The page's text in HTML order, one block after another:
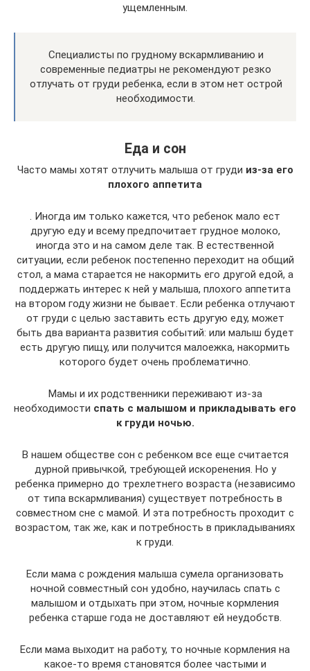
ущемленным.
Специалисты по грудному вскармливанию и
современные педиатры не рекомендуют резко
отлучать от груди ребенка, если в этом нет острой
необходимости.
Еда и сон
Часто мамы хотят отлучить малыша от груди из-за его
плохого аппетита
. Иногда им только кажется, что ребенок мало ест
другую еду и всему предпочитает грудное молоко,
иногда это и на самом деле так. В естественной
ситуации, если ребенок постепенно переходит на общий
стол, а мама старается не накормить его другой едой, а
поддержать интерес к ней у малыша, плохого аппетита
на втором году жизни не бывает. Если ребенка отлучают
от груди с целью заставить есть другую еду, может
быть два варианта развития событий: или малыш будет
есть другую пищу, или получится малоежка, накормить
которого будет очень проблематично.
Мамы и их родственники переживают из-за
необходимости спать с малышом и прикладывать его
к груди ночью.
В нашем обществе сон с ребенком все еще считается
дурной привычкой, требующей искоренения. Но у
ребенка примерно до трехлетнего возраста (независимо
от типа вскармливания) существует потребность в
совместном сне с мамой. И эта потребность проходит с
возрастом, так же, как и потребность в прикладываниях
к груди.
Если мама с рождения малыша сумела организовать
ночной совместный сон удобно, научилась спать с
малышом и отдыхать при этом, ночные кормления
ребенка старше года не доставляют ей неудобств.
Если мама выходит на работу, то ночные кормления на
какое-то время становятся более частыми и